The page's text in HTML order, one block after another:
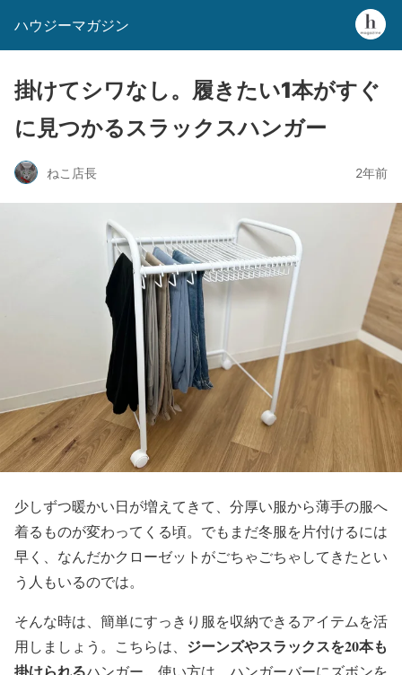
ハウジーマガジン
掛けてシワなし。履きたい1本がすぐ
に見つかるスラックスハンガー
ねこ店長 2年前
少しずつ暖かい日が増えてきて、分厚い服から薄手の服へ
着るものが変わってくる頃。でもまだ冬服を片付けるには
早く、なんだかクローゼットがごちゃごちゃしてきたとい
う人もいるのでは。
そんな時は、簡単にすっきり服を収納できるアイテムを活
用しましょう。こちらは、 ジーンズやスラックスを20本も